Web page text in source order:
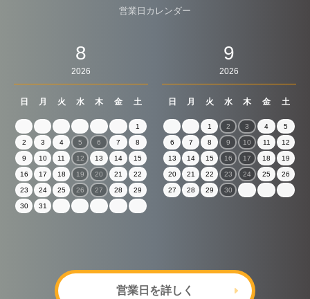
営業日カレンダー
8
2026
日 月 火 水 木 金 土
1
2 3 4 5 6 7 8
9 10 11 12 13 14 15
16 17 18 19 20 21 22
23 24 25 26 27 28 29
30 31
9
2026
日 月 火 水 木 金 土
1 2 3 4 5
6 7 8 9 10 11 12
13 14 15 16 17 18 19
20 21 22 23 24 25 26
27 28 29 30
営業日を詳しく